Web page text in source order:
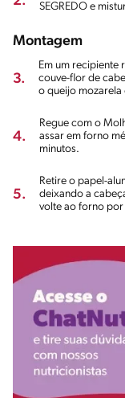
SEGREDO e
Montagem
3.
Em um recipiente
couve-flor de
o queijo mozarela
4.
Regue com o
assar em forno
minutos.
5.
Retire o papel-
deixando a
volte ao forno por